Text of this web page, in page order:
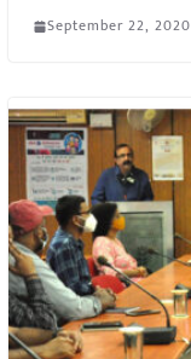
September 22, 2020